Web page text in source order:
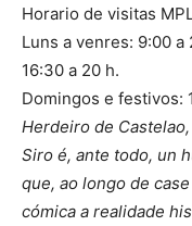
Horario de visitas
Luns a venres: 9:00 a
16:30 a 20 h.
Domingos e festivos:
Herdeiro de
Siro é, ante todo, un
que, ao longo de
cómica a realidade